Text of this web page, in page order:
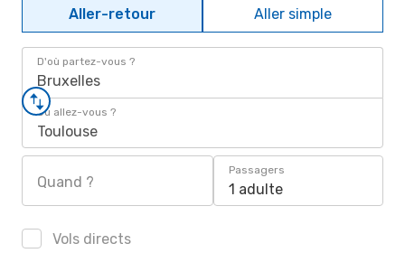
Aller-retour Aller simple
D'où partez-vous ?
Bruxelles
Où allez-vous ?
Toulouse
Quand ?
Passagers
1 adulte
Vols directs